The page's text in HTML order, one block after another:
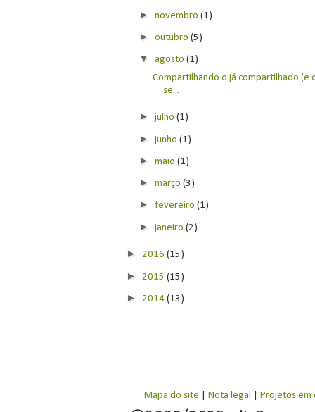
►novembro(1)
►outubro(5)
▼agosto(1)
Compartilhando o já compartilhado (e
se...
►julho(1)
►junho(1)
►maio(1)
►março(3)
►fevereiro(1)
►janeiro(2)
► 2016(15)
► 2015(15)
► 2014(13)
Mapa do site Nota legal Projetos em